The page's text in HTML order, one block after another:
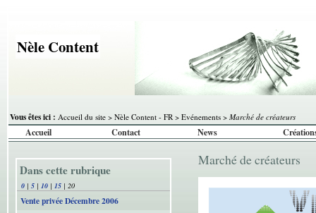
Nèle Content
Vous êtes ici : Accueil du site > Nèle Content - FR > Evénements > Marché de créateurs
Accueil Contact News
Dans cette rubrique
0 | 5 | 10 | 15 | 20
Vente privée Décembre 2006
Marché de créateurs